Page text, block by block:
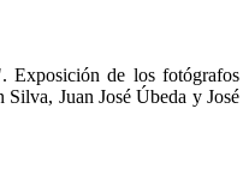
Exposición de los fotógrafos
Juan José Úbeda y José